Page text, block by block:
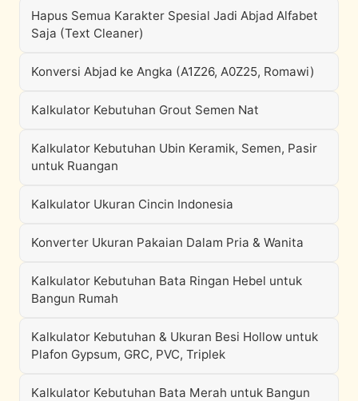
Hapus Semua Karakter Spesial Jadi Abjad Alfabet
Saja (Text Cleaner)
Konversi Abjad ke Angka (A1Z26, A0Z25, Romawi)
Kalkulator Kebutuhan Grout Semen Nat
Kalkulator Kebutuhan Ubin Keramik, Semen, Pasir
untuk Ruangan
Kalkulator Ukuran Cincin Indonesia
Konverter Ukuran Pakaian Dalam Pria & Wanita
Kalkulator Kebutuhan Bata Ringan Hebel untuk
Bangun Rumah
Kalkulator Kebutuhan & Ukuran Besi Hollow untuk
Plafon Gypsum, GRC, PVC, Triplek
Kalkulator Kebutuhan Bata Merah untuk Bangun